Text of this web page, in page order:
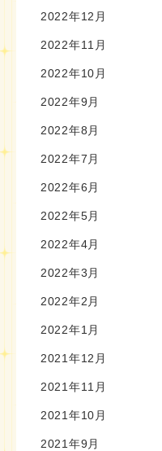
2022年12月
2022年11月
2022年10月
2022年9月
2022年8月
2022年7月
2022年6月
2022年5月
2022年4月
2022年3月
2022年2月
2022年1月
2021年12月
2021年11月
2021年10月
2021年9月